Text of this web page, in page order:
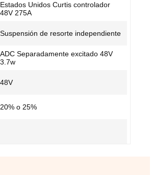
Estados Unidos Curtis controlador
48V 275A
Suspensión de resorte independiente
ADC Separadamente excitado 48V
3.7w
48V
20% o 25%